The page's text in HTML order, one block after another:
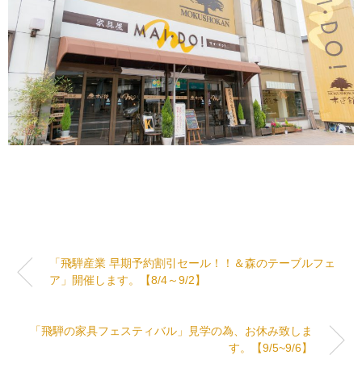
「飛騨産業 早期予約割引セール！！＆森のテーブルフェ
ア」開催します。【8/4～9/2】
「飛騨の家具フェスティバル」見学の為、お休み致しま
す。【9/5~9/6】